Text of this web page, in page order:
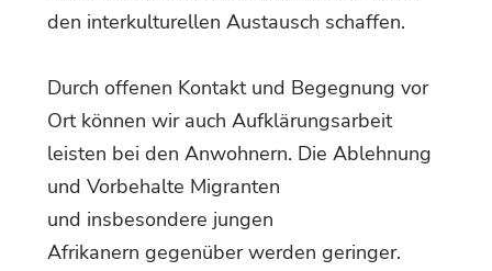
den interkulturellen Austausch schaffen.
Durch offenen Kontakt und Begegnung vor
Ort können wir auch Aufklärungsarbeit
leisten bei den Anwohnern. Die Ablehnung
und Vorbehalte Migranten
und insbesondere jungen
Afrikanern gegenüber werden geringer.